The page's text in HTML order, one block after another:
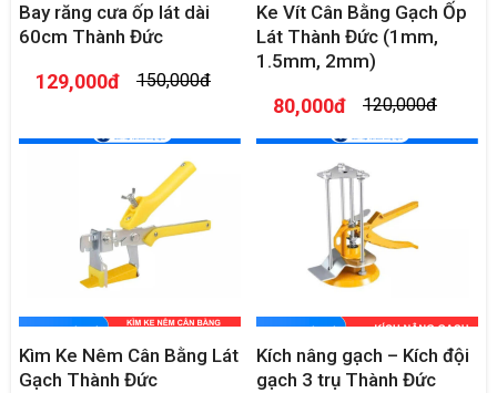
Bay răng cưa ốp lát dài
60cm Thành Đức
129,000đ 150,000đ
Ke Vít Cân Bằng Gạch Ốp
Lát Thành Đức (1mm,
1.5mm, 2mm)
80,000đ 120,000đ
Kìm Ke Nêm Cân Bằng Lát
Gạch Thành Đức
Kích nâng gạch – Kích đội
gạch 3 trụ Thành Đức